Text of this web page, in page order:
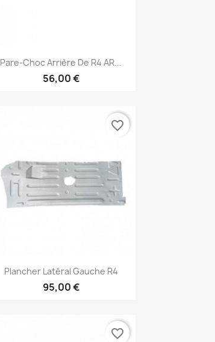
Aperçu rapide
Pare-Choc Arrière De R4 AR...
56,00 €
Aperçu rapide
Plancher Latéral Gauche R4
95,00 €
favorite_border
favorite_border